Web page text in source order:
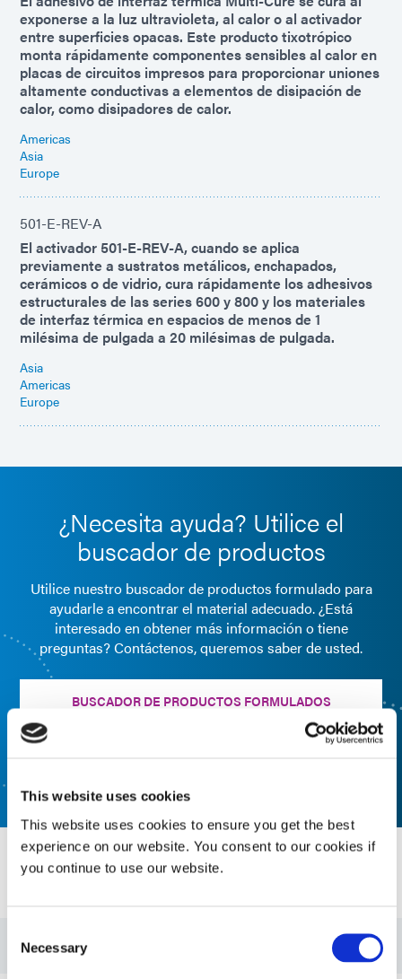
This website uses cookies
This website uses cookies to ensure you get the best
experience on our website. You consent to our cookies if
you continue to use our website.
Selection
Necessary
exponerse a la luz ultravioleta, al calor o al activador
entre superficies opacas. Este producto tixotrópico
monta rápidamente componentes sensibles al calor en
placas de circuitos impresos para proporcionar uniones
altamente conductivas a elementos de disipación de
calor, como disipadores de calor.
Americas
Asia
Europe
501-E-REV-A
El activador 501-E-REV-A, cuando se aplica
previamente a sustratos metálicos, enchapados,
cerámicos o de vidrio, cura rápidamente los adhesivos
estructurales de las series 600 y 800 y los materiales
de interfaz térmica en espacios de menos de 1
milésima de pulgada a 20 milésimas de pulgada.
Asia
Americas
Europe
¿Necesita ayuda? Utilice el
buscador de productos
Utilice nuestro buscador de productos formulado para
ayudarle a encontrar el material adecuado. ¿Está
interesado en obtener más información o tiene
preguntas? Contáctenos, queremos saber de usted.
BUSCADOR DE PRODUCTOS FORMULADOS
Recursos
Guía: Montaje de componentes electrónicos (EN)